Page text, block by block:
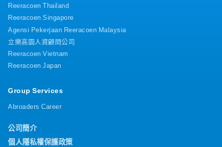
Reeracoen Thailand
Reeracoen Singapore
Agensi Pekerjaan Reeracoen Malaysia
立樂高園人資顧問公司
Reeracoen Vietnam
Reeracoen Japan
Group Services
Abroaders Career
公司簡介
個人隱私權保護政策